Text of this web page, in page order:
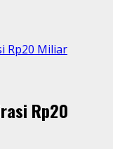
Rp20 Miliar
Rp20